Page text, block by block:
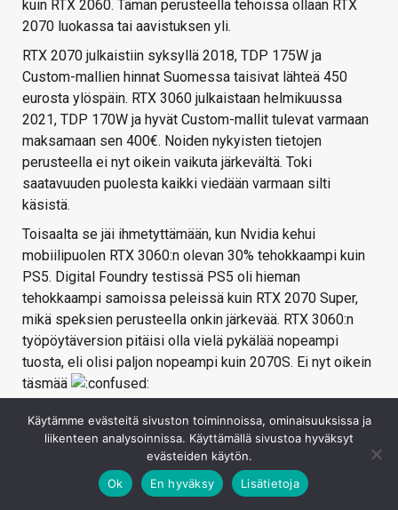
kuin RTX 2060. Tämän perusteella tehoissa ollaan RTX
2070 luokassa tai aavistuksen yli.
RTX 2070 julkaistiin syksyllä 2018, TDP 175W ja
Custom-mallien hinnat Suomessa taisivat lähteä 450
eurosta ylöspäin. RTX 3060 julkaistaan helmikuussa
2021, TDP 170W ja hyvät Custom-mallit tulevat varmaan
maksamaan sen 400€. Noiden nykyisten tietojen
perusteella ei nyt oikein vaikuta järkevältä. Toki
saatavuuden puolesta kaikki viedään varmaan silti
käsistä.
Toisaalta se jäi ihmetyttämään, kun Nvidia kehui
mobiilipuolen RTX 3060:n olevan 30% tehokkaampi kuin
PS5. Digital Foundry testissä PS5 oli hieman
tehokkaampi samoissa peleissä kuin RTX 2070 Super,
mikä speksien perusteella onkin järkevää. RTX 3060:n
työpöytäversion pitäisi olla vielä pykälää nopeampi
tuosta, eli olisi paljon nopeampi kuin 2070S. Ei nyt oikein
täsmää
Jos tuo RTX 3060 12GB on vähintään yhtä nopea kuin
RTX 2070 Super ja alle 400 eurolla saa näyttiksen hyvällä
custom-jäähyllä, niin tuollaisen voisi yrittää napata F5
rämpyttämällä. Käytettyjen hinnat sen verran koholla, ettei
väliraha olisi suuri. Olisi varmaan ihan mukava kortti
Käytämme evästeitä sivuston toiminnoissa, ominaisuuksissa ja
liikenteen analysoinnissa. Käyttämällä sivustoa hyväksyt
evästeiden käytön.
Ok
En hyväksy Lisätietoja